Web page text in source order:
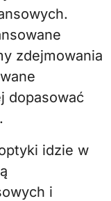
zdejmowania
dopasować
idzie w
i